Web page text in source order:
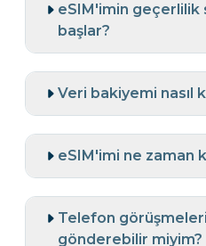
eSIM'imin geçerlilik
başlar?
Veri bakiyemi nasıl
eSIM'imi ne zaman
Telefon
gönderebilir miyim?